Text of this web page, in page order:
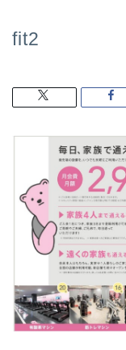
fit2